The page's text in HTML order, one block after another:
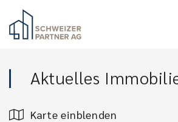
Aktuelles
Karte einblenden